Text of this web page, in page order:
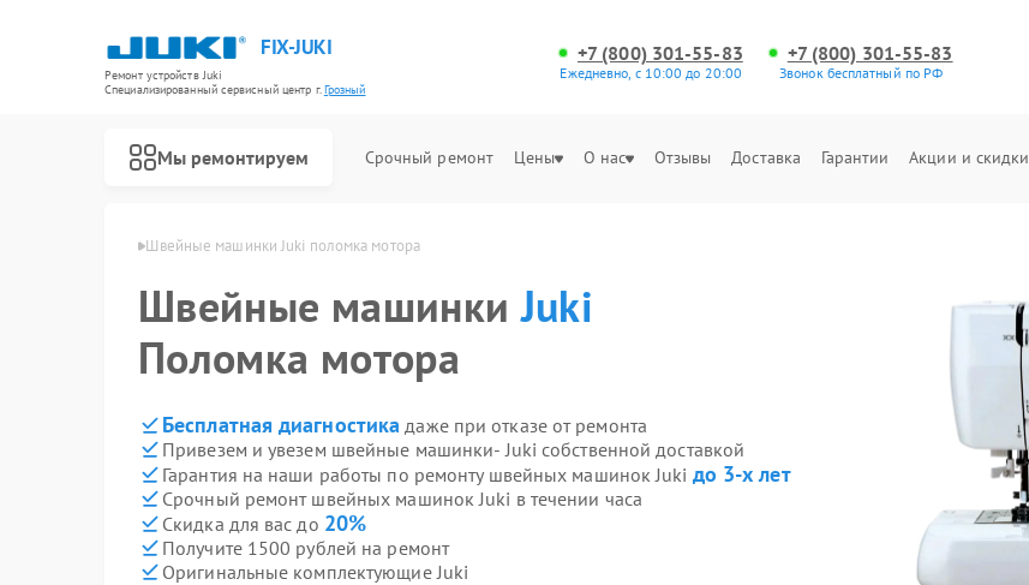
FIX-JUKI
Ремонт устройств Juki
Специализированный cервисный центр г.Грозный
+7 (800) 301-55-83
Ежедневно, с 10:00 до 20:00
+7 (800) 301-55-83
Звонок бесплатный по РФ
Мы ремонтируем Срочный ремонт Цены О нас Отзывы Доставка Гарантии Акции и скидки
Juki в Грозном Швейные машинки Juki поломка мотора
Швейные машинкиJuki
Поломка мотора
Бесплатная диагностика даже при отказе от ремонта
Привезем и увезем швейные машинки- Juki собственной доставкой
Гарантия на наши работы по ремонту швейных машинок Juki до 3-х лет
Срочный ремонт швейных машинок Juki в течении часа
Скидка для вас до 20%
Получите 1500 рублей на ремонт
Оригинальные комплектующие Juki